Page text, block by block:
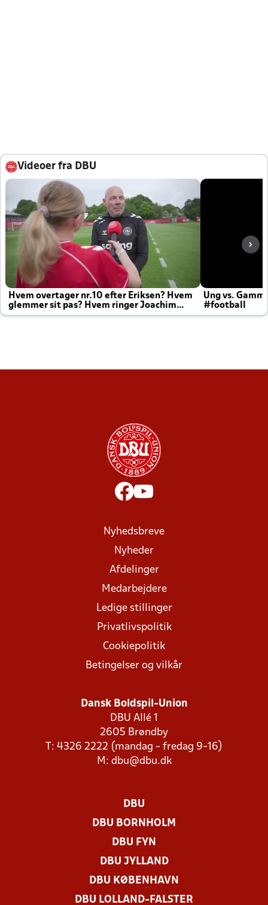
Videoer fra DBU
Hvem overtager nr.10 efter Eriksen? Hvem
glemmer sit pas? Hvem ringer Joachim
altid til efter kampe?
Ung vs.
#football
Nyhedsbreve
Nyheder
Afdelinger
Medarbejdere
Ledige stillinger
Privatlivspolitik
Cookiepolitik
Betingelser og vilkår
Dansk Boldspil-Union
DBU Allé 1
2605 Brøndby
T: 4326 2222 (mandag - fredag 9-16)
M: dbu@dbu.dk
DBU
DBU BORNHOLM
DBU FYN
DBU JYLLAND
DBU KØBENHAVN
DBU LOLLAND-FALSTER